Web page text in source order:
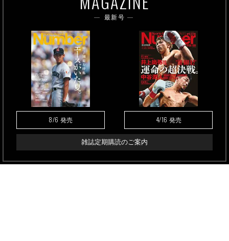
最新号
8/6 発売 4/16 発売
雑誌定期購読のご案内